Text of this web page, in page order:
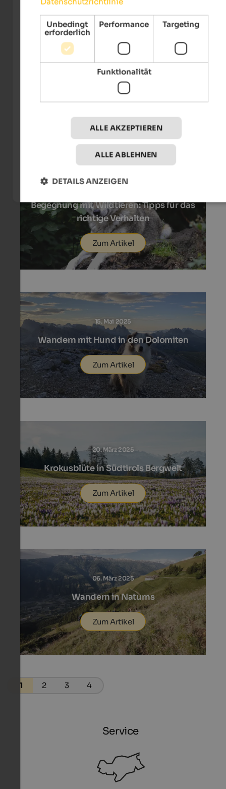
Bunter Herbst: Wandern und Erlebnisse
in Bruneck
24. Juli 2025
Begegnung mit Wildtieren: Tipps für das
richtige Verhalten
Zum Artikel
15. Mai 2025
Wandern mit Hund in den Dolomiten
Zum Artikel
20. März 2025
Krokusblüte in Südtirols Bergwelt
Zum Artikel
06. März 2025
Wandern in Naturns
Zum Artikel
1 2 3 4
Service
Unbedingt
erforderlich
Performance Targeting
Funktionalität
ALLE AKZEPTIEREN
ALLE ABLEHNEN
DETAILS ANZEIGEN